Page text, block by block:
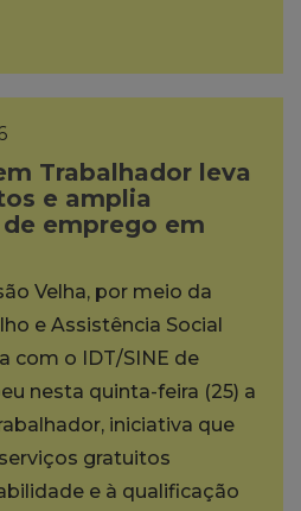
Trabalhador leva
e amplia
emprego em
Velha, por meio da
e Assistência Social
com o IDT/SINE de
nesta quinta-feira (25) a
iniciativa que
gratuitos
e à qualificação